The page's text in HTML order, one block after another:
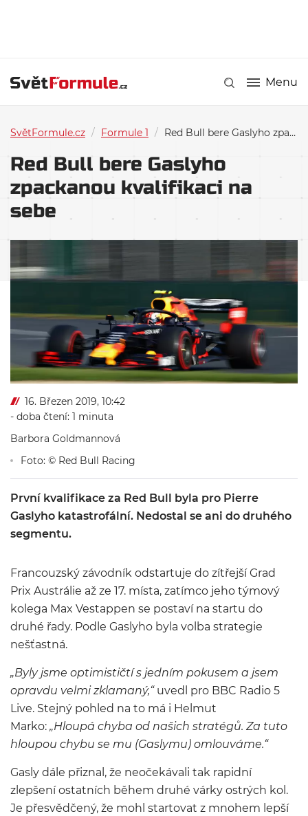
Menu
SvětFormule.cz / Formule 1 / Red Bull bere Gaslyho zpackanou kvalifikaci na sebe
Red Bull bere Gaslyho
zpackanou kvalifikaci na
sebe
16. Březen 2019, 10:42
- doba čtení: 1 minuta
Barbora Goldmannová
Foto: © Red Bull Racing
První kvalifikace za Red Bull byla pro Pierre
Gaslyho katastrofální. Nedostal se ani do druhého
segmentu.
Francouzský závodník odstartuje do zítřejší Grad
Prix Austrálie až ze 17. místa, zatímco jeho týmový
kolega Max Vestappen se postaví na startu do
druhé řady. Podle Gaslyho byla volba strategie
nešťastná.
„Byly jsme optimističtí s jedním pokusem a jsem
opravdu velmi zklamaný,“ uvedl pro BBC Radio 5
Live. Stejný pohled na to má i Helmut
Marko: „Hloupá chyba od našich stratégů. Za tuto
hloupou chybu se mu (Gaslymu) omlouváme.“
Gasly dále přiznal, že neočekávali tak rapidní
zlepšení ostatních během druhé várky ostrých kol.
Je přesvědčený, že mohl startovat z mnohem lepší